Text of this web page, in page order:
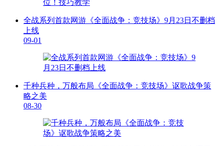
全战系列首款网游《全面战争：竞技场》9月23日不删档
上线
09-01
千种兵种，万般布局《全面战争：竞技场》讴歌战争策
略之美
08-30